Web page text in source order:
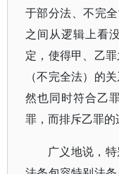
于部分法、不完
之间从逻辑上看
定，使得甲、乙
（不完全法）的
然也同时符合乙
罪，而排斥乙罪的
广义地说，